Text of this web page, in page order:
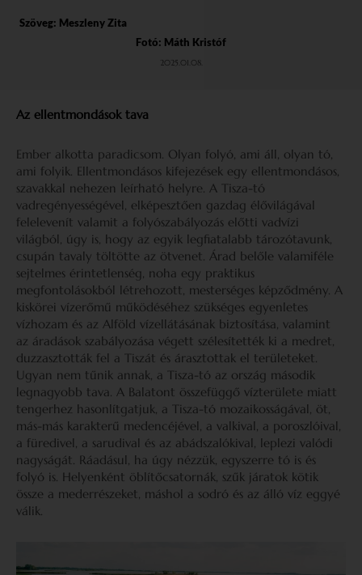
Szöveg: Meszleny Zita
Fotó: Máth Kristóf
2025.01.08.
Az ellentmondások tava
Ember alkotta paradicsom. Olyan folyó, ami áll, olyan tó,
ami folyik. Ellentmondásos kifejezések egy ellentmondásos,
szavakkal nehezen leírható helyre. A Tisza-tó
vadregényességével, elképesztően gazdag élővilágával
felelevenít valamit a folyószabályozás előtti vadvízi
világból, úgy is, hogy az egyik legfiatalabb tározótavunk,
csupán tavaly töltötte az ötvenet. Árad belőle valamiféle
sejtelmes érintetlenség, noha egy praktikus
megfontolásokból létrehozott, mesterséges képződmény. A
kiskörei vízerőmű működéséhez szükséges egyenletes
vízhozam és az Alföld vízellátásának biztosítása, valamint
az áradások szabályozása végett szélesítették ki a medret,
duzzasztották fel a Tiszát és árasztottak el területeket.
Ugyan nem tűnik annak, a Tisza-tó az ország második
legnagyobb tava. A Balatont összefüggő vízterülete miatt
tengerhez hasonlítgatjuk, a Tisza-tó mozaikosságával, öt,
más-más karakterű medencéjével, a valkival, a poroszlóival,
a füredivel, a sarudival és az abádszalókival, leplezi valódi
nagyságát. Ráadásul, ha úgy nézzük, egyszerre tó is és
folyó is. Helyenként öblítőcsatornák, szűk járatok kötik
össze a mederrészeket, máshol a sodró és az álló víz eggyé
válik.